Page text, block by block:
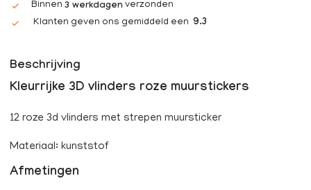
Binnen 3 werkdagen verzonden
Klanten geven ons gemiddeld een 9.3
Beschrijving
Kleurrijke 3D vlinders roze muurstickers
12 roze 3d vlinders met strepen muursticker
Materiaal: kunststof
Afmetingen